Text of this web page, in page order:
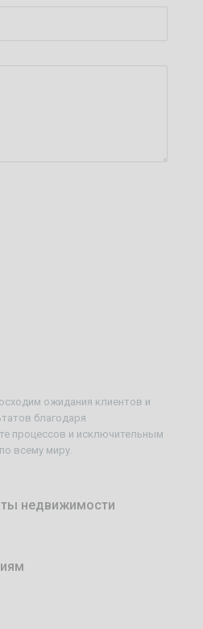
ожидания клиентов и
благодаря
процессов и исключительным
всему миру.
недвижимости